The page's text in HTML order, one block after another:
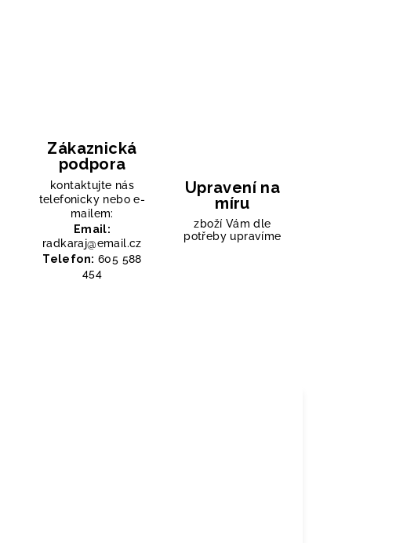
Zákaznická
podpora
kontaktujte nás
telefonicky nebo e-
mailem:
Email:
radkaraj@email.cz
Telefon: 605 588
454
Upravení na
míru
zboží Vám dle
potřeby upravíme